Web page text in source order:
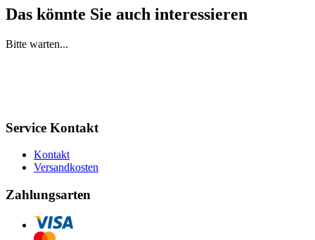
Das könnte Sie auch interessieren
Bitte warten...
Service Kontakt
Kontakt
Versandkosten
Zahlungsarten